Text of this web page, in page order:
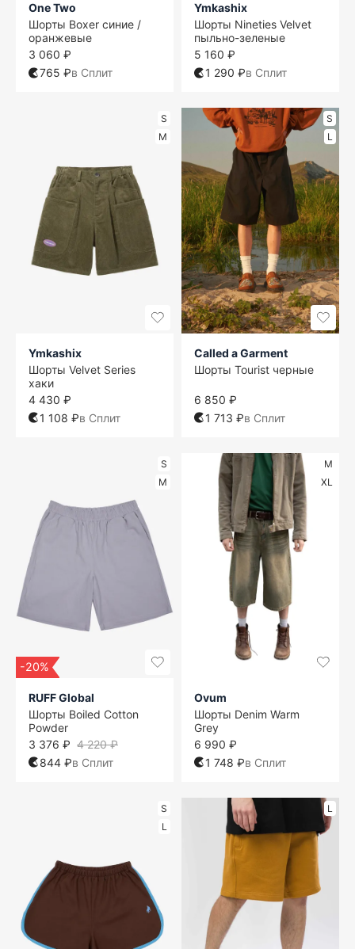
One Two
Шорты Boxer синие /
оранжевые
3 060 ₽
765 ₽в Сплит
Ymkashix
Шорты Nineties Velvet
пыльно-зеленые
5 160 ₽
1 290 ₽в Сплит
S
M
Ymkashix
Шорты Velvet Series
хаки
4 430 ₽
1 108 ₽в Сплит
S
L
Called a Garment
Шорты Tourist черные
6 850 ₽
1 713 ₽в Сплит
S
M
-20%
RUFF Global
Шорты Boiled Cotton
Powder
4 220 ₽
3 376 ₽
844 ₽в Сплит
M
XL
Ovum
Шорты Denim Warm
Grey
6 990 ₽
1 748 ₽в Сплит
S
L
L